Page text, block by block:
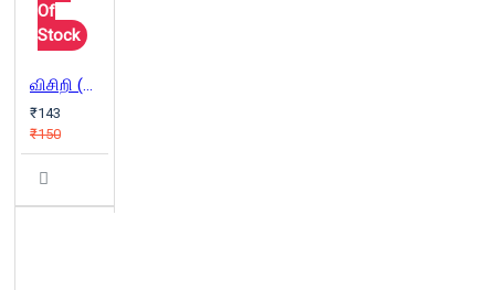
Of
Stock
விசிறி (தொகுக்கப்படாத சிறுகதைகள்)
₹143
₹150